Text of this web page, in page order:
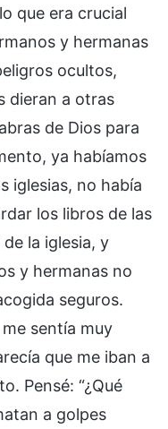
que era crucial
y hermanas
ocultos,
dieran a otras
de Dios para
ya habíamos
iglesias, no había
los libros de las
la iglesia, y
y hermanas no
seguros.
sentía muy
que me iban a
Pensé: “¿Qué
a golpes